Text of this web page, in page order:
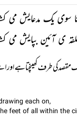
سوی یک مدعایش می
ی آئین بپایش می
کی طرف کھینچتا ہے اور
each on,
feet of all within the